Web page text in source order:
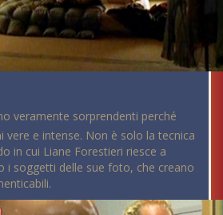
veramente sorprendenti perché
e intense. Non è solo la tecnica
in cui Liane Forestieri riesce a
i soggetti delle sue foto, che creano